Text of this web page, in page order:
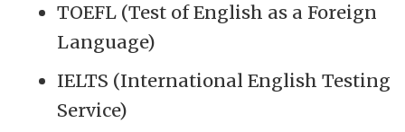
TOEFL (Test of English as a Foreign
Language)
IELTS (International English Testing
Service)